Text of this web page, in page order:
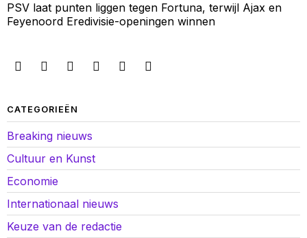
PSV laat punten liggen tegen Fortuna, terwijl Ajax en
Feyenoord Eredivisie-openingen winnen
CATEGORIEËN
Breaking nieuws
Cultuur en Kunst
Economie
Internationaal nieuws
Keuze van de redactie